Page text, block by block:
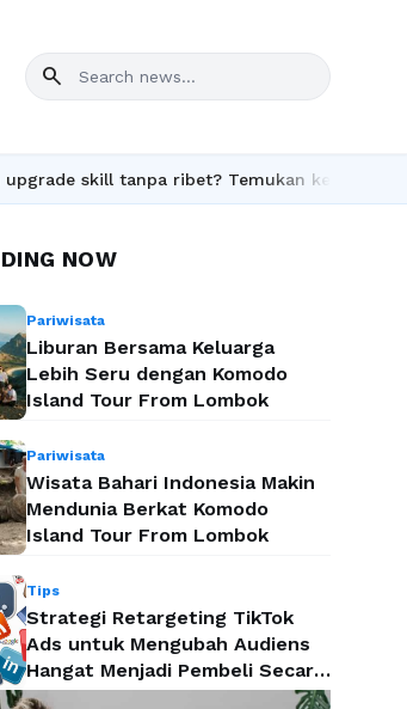
search
skill tanpa ribet? Temukan kelas seru dan
NOW
Pariwisata
Liburan Bersama Keluarga
Lebih Seru dengan Komodo
Island Tour From Lombok
Pariwisata
Wisata Bahari Indonesia Makin
Mendunia Berkat Komodo
Island Tour From Lombok
Tips
Strategi Retargeting TikTok
Ads untuk Mengubah Audiens
Hangat Menjadi Pembeli Secara
Efektif